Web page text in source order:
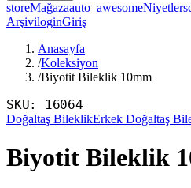
storeMağazaauto_awesomeNiyetler
ArşiviloginGiriş
Anasayfa
/Koleksiyon
/Biyotit Bileklik 10mm
SKU: 16064
Doğaltaş BileklikErkek Doğaltaş
Biyotit Bileklik